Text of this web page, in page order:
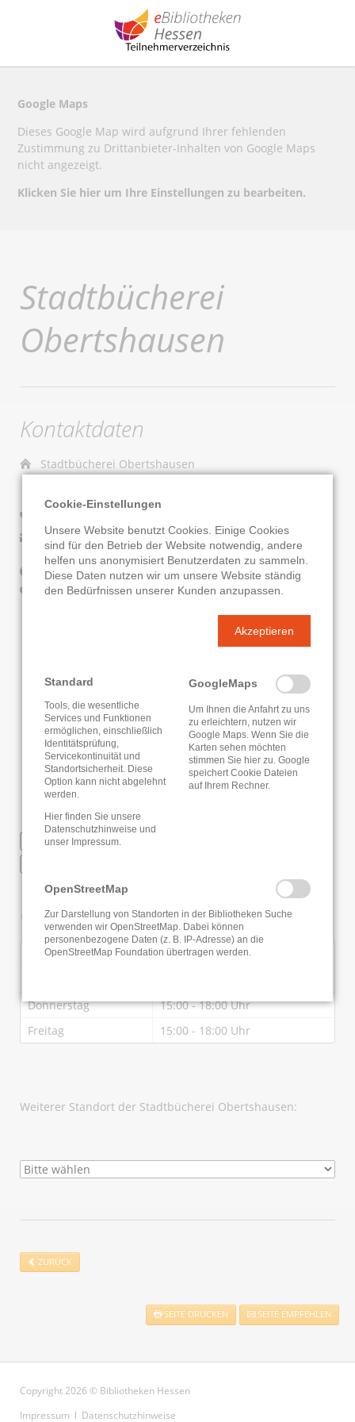
Google Maps
Dieses Google Map wird aufgrund Ihrer fehlenden
Zustimmung zu Drittanbieter-Inhalten von Google Maps
nicht angezeigt.
Klicken Sie hier um Ihre Einstellungen zu bearbeiten.
Stadtbücherei
Obertshausen
Kontaktdaten
Stadtbücherei Obertshausen
63179 Obertshausen
E-Mail senden
Website
Google Routenplaner
WLAN
Öffnungszeiten
Dienstag
15:00 - 18:00 Uhr
Donnerstag
15:00 - 18:00 Uhr
Freitag
15:00 - 18:00 Uhr
Weiterer Standort der Stadtbücherei Obertshausen:
ZURÜCK
SEITE DRUCKEN SEITE EMPFEHLEN
Copyright 2026 © Bibliotheken Hessen
Navigation
Impressum Datenschutzhinweise
Cookie-Einstellungen
Unsere Website benutzt Cookies. Einige Cookies
sind für den Betrieb der Website notwendig, andere
helfen uns anonymisiert Benutzerdaten zu sammeln.
Diese Daten nutzen wir um unsere Website ständig
den Bedürfnissen unserer Kunden anzupassen.
Akzeptieren
Standard
Tools, die wesentliche
Services und Funktionen
ermöglichen, einschließlich
Identitätsprüfung,
Servicekontinuität und
Standortsicherheit. Diese
Option kann nicht abgelehnt
werden.
Hier finden Sie unsere
Datenschutzhinweise und
unser Impressum
GoogleMaps
Um Ihnen die Anfahrt zu uns
zu erleichtern, nutzen wir
Google Maps. Wenn Sie die
Karten sehen möchten
stimmen Sie hier zu. Google
speichert Cookie Dateien
auf Ihrem Rechner.
OpenStreetMap
Zur Darstellung von Standorten in der Bibliotheken Suche
verwenden wir OpenStreetMap. Dabei können
personenbezogene Daten (z. B. IP-Adresse) an die
OpenStreetMap Foundation übertragen werden.